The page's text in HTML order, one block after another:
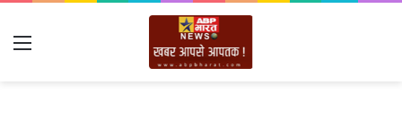
Menu